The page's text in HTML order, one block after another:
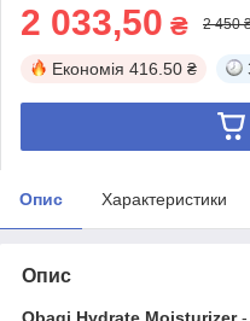
2 033,50 ₴ 2 450
Економія 416.50 ₴
Опис Характеристики
Опис
Obagi Hydrate Moisturizer-